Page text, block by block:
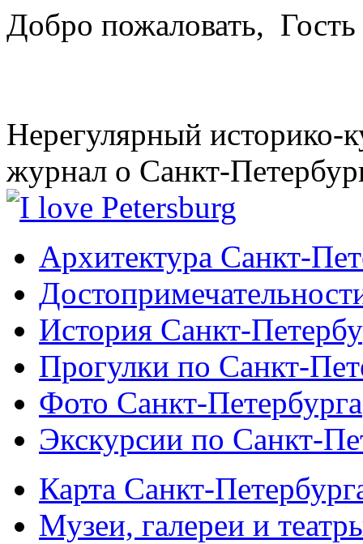
Добро пожаловать, Гость
Нерегулярный историко-
журнал о Санкт-
Архитектура Санкт-
История Санкт-
Прогулки по Санкт-
Фото Санкт-Петербурга
Экскурсии по Санкт-
Карта Санкт-
Музеи, галереи и